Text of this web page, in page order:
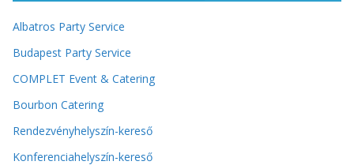
Albatros Party Service
Budapest Party Service
COMPLET Event & Catering
Bourbon Catering
Rendezvényhelyszín-kereső
Konferenciahelyszín-kereső